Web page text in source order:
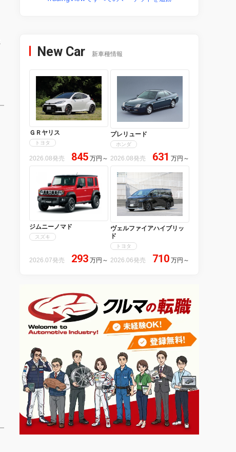
New Car 新車種情報
ＧＲヤリス
トヨタ
2026.08発売 845 万円 ～
プレリュード
ホンダ
2026.08発売 631 万円 ～
ジムニーノマド
スズキ
2026.07発売 293 万円 ～
ヴェルファイアハイブリッ
ド
トヨタ
2026.06発売 710 万円 ～